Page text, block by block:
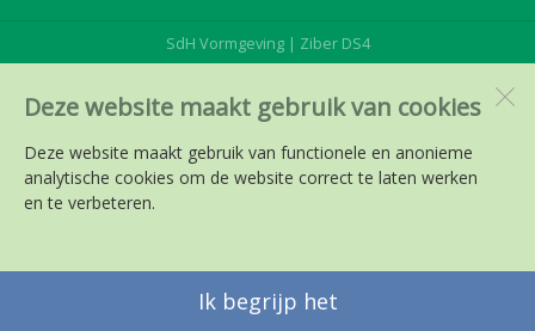
Deze website maakt gebruik van cookies
Deze website maakt gebruik van functionele en anonieme
analytische cookies om de website correct te laten werken
en te verbeteren.
Ik begrijp het
SdH Vormgeving | Ziber DS4